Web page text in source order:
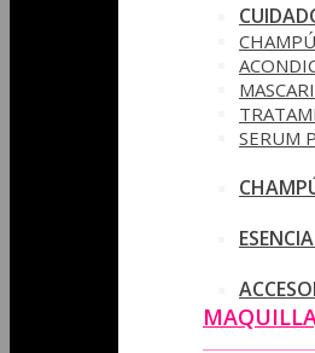
CHAMPÚ
SERUM